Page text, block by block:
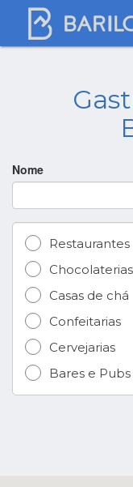
Nome
Restaurantes
Chocolaterias
Casas de chá
Confeitarias
Cervejarias
Bares e Pubs